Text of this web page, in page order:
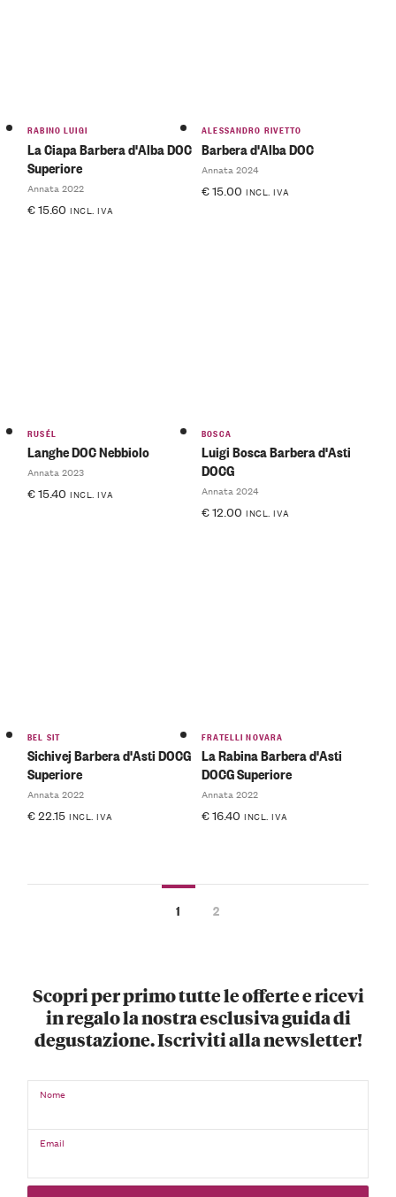
RABINO LUIGI
La Ciapa Barbera d'Alba DOC
Superiore
Annata 2022
€15.60 INCL. IVA
ALESSANDRO RIVETTO
Barbera d'Alba DOC
Annata 2024
€15.00 INCL. IVA
RUSÉL
Langhe DOC Nebbiolo
Annata 2023
€15.40 INCL. IVA
BOSCA
Luigi Bosca Barbera d'Asti
DOCG
Annata 2024
€12.00 INCL. IVA
BEL SIT
Sichivej Barbera d'Asti DOCG
Superiore
Annata 2022
€22.15 INCL. IVA
FRATELLI NOVARA
La Rabina Barbera d'Asti
DOCG Superiore
Annata 2022
€16.40 INCL. IVA
1 2
Scopri per primo tutte le offerte e ricevi
in regalo la nostra esclusiva guida di
degustazione. Iscriviti alla newsletter!
Nome
Email